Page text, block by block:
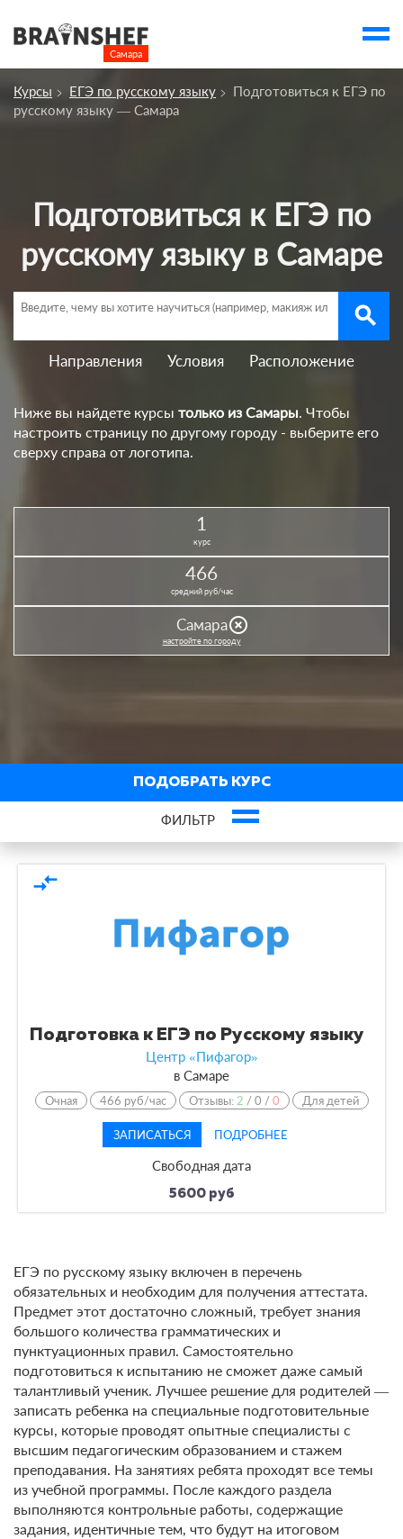
Самара
Компании
Профессии
Ивенты
Курсы ЕГЭ по русскому языку
Подготовиться к ЕГЭ по
русскому языку — Самара
Подготовиться к ЕГЭ по
русскому языку в Самаре
search
Направления Условия Расположение
Ниже вы найдете курсы только из Самары. Чтобы
настроить страницу по другому городу - выберите его
сверху справа от логотипа.
1
курс
466
средний руб/час
Самараhighlight_off
настройте по городу
compare_arrows
Подготовка к ЕГЭ по Русскому языку
Центр «Пифагор»
в Самаре
Очная 466 руб/час Отзывы: 2 /0 /0 Для детей
ЗАПИСАТЬСЯ ПОДРОБНЕЕ
Свободная дата
5600 руб
ЕГЭ по русскому языку включен в перечень
обязательных и необходим для получения аттестата.
Предмет этот достаточно сложный, требует знания
большого количества грамматических и
пунктуационных правил. Самостоятельно
подготовиться к испытанию не сможет даже самый
талантливый ученик. Лучшее решение для родителей ―
записать ребенка на специальные подготовительные
курсы, которые проводят опытные специалисты с
высшим педагогическим образованием и стажем
преподавания. На занятиях ребята проходят все темы
из учебной программы. После каждого раздела
выполняются контрольные работы, содержащие
задания, идентичные тем, что будут на итоговом
ПОДОБРАТЬ КУРС
ФИЛЬТР
Обязательно посмотрите